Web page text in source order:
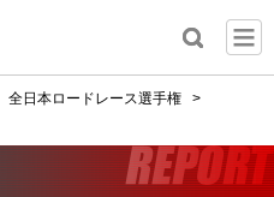
全日本ロードレース選手権
>